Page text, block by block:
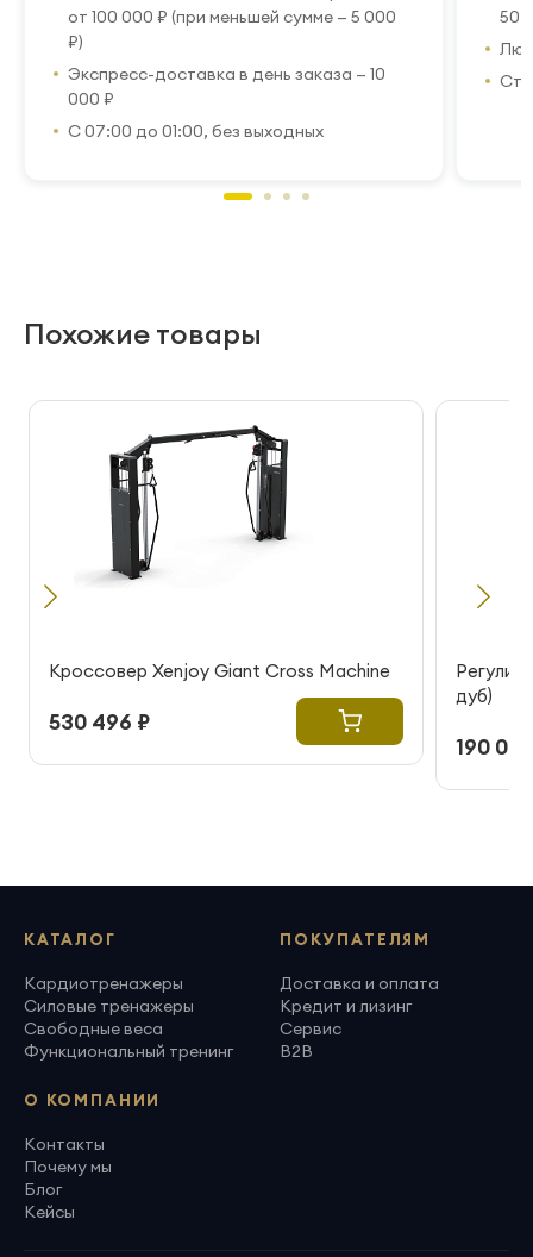
от 100 000 ₽ (при меньшей сумме — 5 000
₽)
Экспресс-доставка в день заказа — 10
000 ₽
С 07:00 до 01:00, без выходных
50
Похожие товары
Кроссовер Xenjoy Giant Cross Machine
530 496 ₽
дуб)
190
КАТАЛОГ
Кардиотренажеры
Силовые тренажеры
Свободные веса
Функциональный тренинг
ПОКУПАТЕЛЯМ
Доставка и оплата
Кредит и лизинг
Сервис
B2B
О КОМПАНИИ
Контакты
Почему мы
Блог
Кейсы